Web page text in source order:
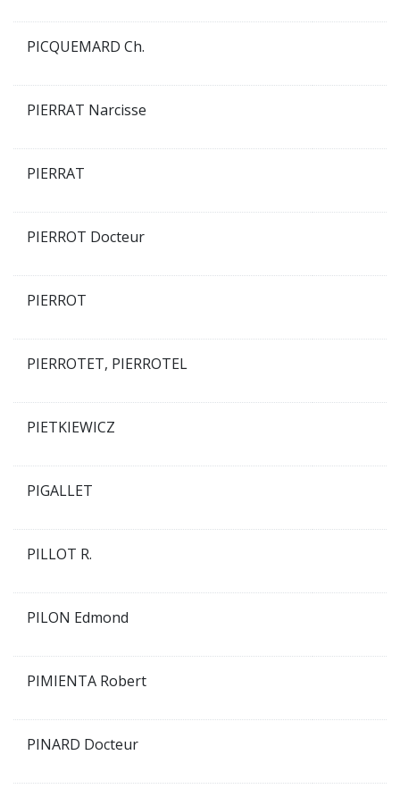
PICQUEMARD Ch.
PIERRAT Narcisse
PIERRAT
PIERROT Docteur
PIERROT
PIERROTET, PIERROTEL
PIETKIEWICZ
PIGALLET
PILLOT R.
PILON Edmond
PIMIENTA Robert
PINARD Docteur